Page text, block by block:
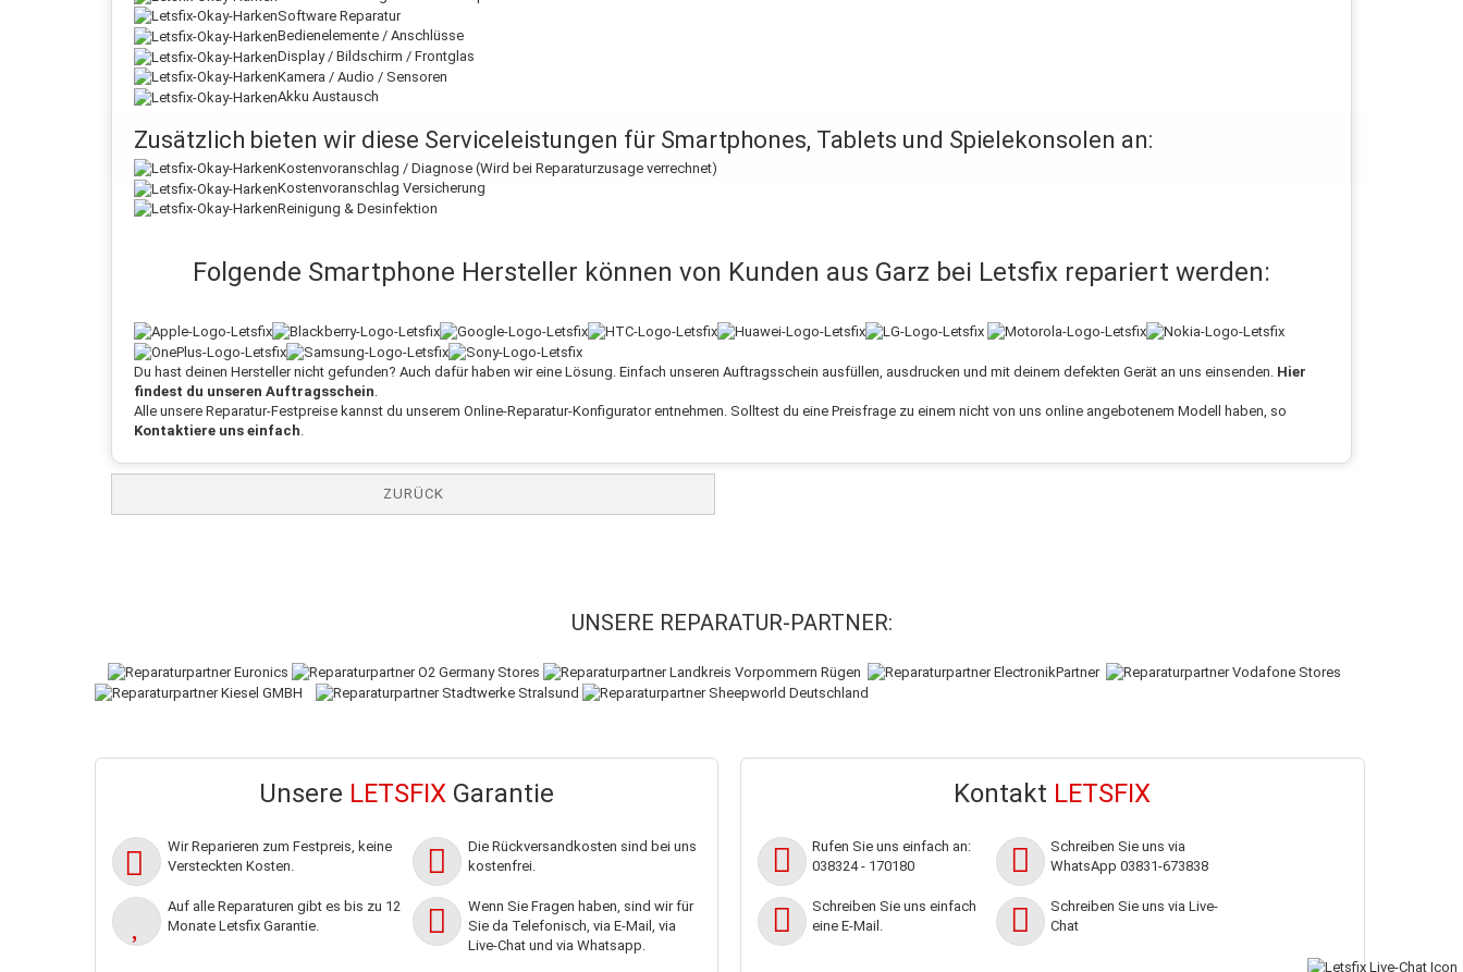
Software Reparatur
Bedienelemente / Anschlüsse
Display / Bildschirm / Frontglas
Kamera / Audio / Sensoren
Akku Austausch
Zusätzlich bieten wir diese Serviceleistungen für Smartphones, Tablets und Spielekonsolen an:
Kostenvoranschlag / Diagnose (Wird bei Reparaturzusage verrechnet)
Kostenvoranschlag Versicherung
Reinigung & Desinfektion
Folgende Smartphone Hersteller können von Kunden aus Garz bei Letsfix repariert werden:
Du hast deinen Hersteller nicht gefunden? Auch dafür haben wir eine Lösung. Einfach unseren Auftragsschein ausfüllen, ausdrucken und mit deinem defekten Gerät an uns einsenden. Hier
findest du unseren Auftragsschein
Alle unsere Reparatur-Festpreise kannst du unserem Online-Reparatur-Konfigurator entnehmen. Solltest du eine Preisfrage zu einem nicht von uns online angebotenem Modell haben, so
Kontaktiere uns einfach
ZURÜCK
UNSERE REPARATUR-PARTNER:
Unsere LETSFIX Garantie
Wir Reparieren zum Festpreis, keine
Versteckten Kosten.
Die Rückversandkosten sind bei uns
kostenfrei.
Auf alle Reparaturen gibt es bis zu 12
Monate Letsfix Garantie.
Wenn Sie Fragen haben, sind wir für
Sie da Telefonisch, via E-Mail, via
Live-Chat und via Whatsapp.
Kontakt LETSFIX
Rufen Sie uns einfach an:
038324 - 170180
Schreiben Sie uns via
WhatsApp 03831-673838
Schreiben Sie uns einfach
eine E-Mail.
Schreiben Sie uns via Live-
Chat